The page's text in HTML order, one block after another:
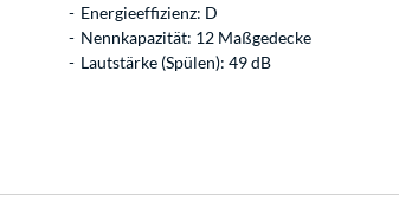
Energieeffizienz: D
Nennkapazität: 12 Maßgedecke
Lautstärke (Spülen): 49 dB